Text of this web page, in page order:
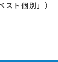
ト個別」）